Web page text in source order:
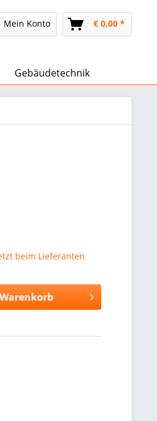
Mein Konto € 0,00 *
Gebäudetechnik
beim Lieferanten
Warenkorb